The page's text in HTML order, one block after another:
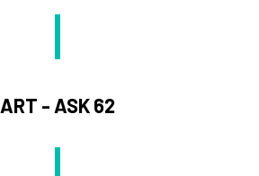
ART - ASK 62